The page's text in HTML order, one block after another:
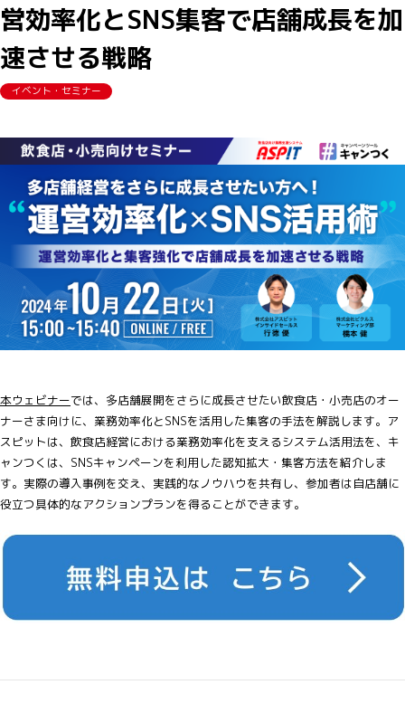
営効率化とSNS集客で店舗成長を加
速させる戦略
イベント・セミナー
本ウェビナーでは、 多店舗展開をさらに成長させたい飲食店・小売店のオー
ナーさま向けに、業務効率化とSNSを活用した集客の手法を解説します。ア
スピットは、飲食店経営における業務効率化を支えるシステム活用法を、キ
ャンつくは、SNSキャンペーンを利用した認知拡大・集客方法を紹介しま
す。実際の導入事例を交え、実践的なノウハウを共有し、参加者は自店舗に
役立つ具体的なアクションプランを得ることができます。